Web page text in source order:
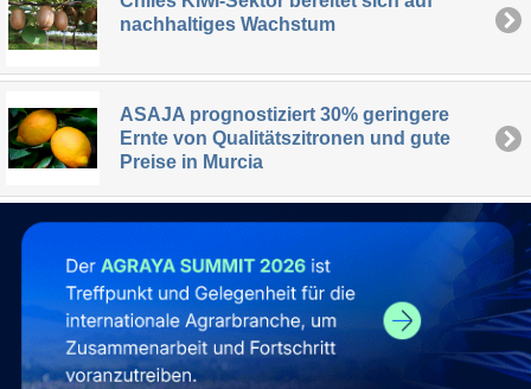
nachhaltiges Wachstum
ASAJA prognostiziert 30% geringere
Ernte von Qualitätszitronen und gute
Preise in Murcia